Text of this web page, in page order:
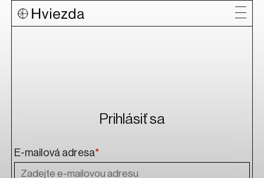
Prihlásiť sa
E-mailová adresa*